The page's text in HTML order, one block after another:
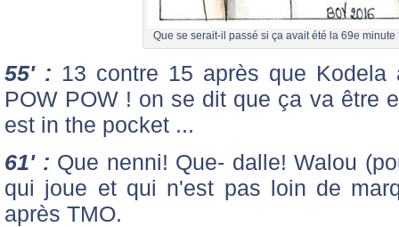
Que se serait-il passé si ça avait été la 69e
55' : 13 contre 15 après que
POW POW ! on se dit que ça va être
est in the pocket ...
61' : Que nenni! Que- dalle! Walou
qui joue et qui n'est pas loin de
après TMO.